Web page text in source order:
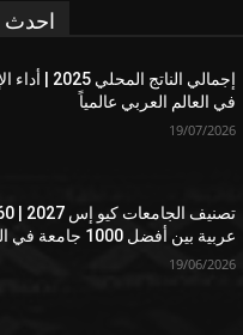
احدث
إجمالي الناتج
في العالم العربي عالمياً
19/07/2026
عربية بين أفضل 1000 جامعة في العالم
19/06/2026